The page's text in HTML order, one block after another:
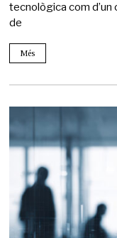
tecnològica com
de
Més